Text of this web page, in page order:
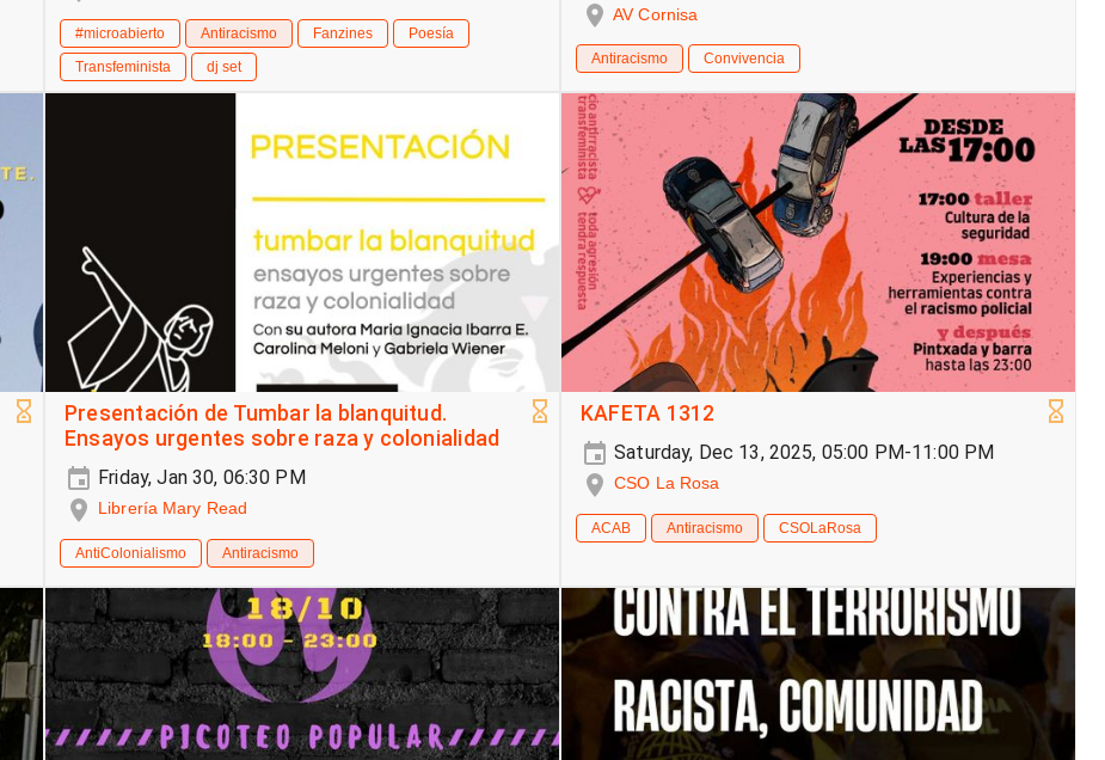
#microabierto Antiracismo Fanzines
Poesía
Transfeminista
dj set
AV Cornisa
Antiracismo Convivencia
Presentación de Tumbar la blanquitud.
Ensayos urgentes sobre raza y colonialidad
Friday, Jan 30, 06:30 PM
Librería Mary Read
AntiColonialismo Antiracismo
KAFETA 1312
Saturday, Dec 13, 2025, 05:00 PM-11:00 PM
CSO La Rosa
ACAB Antiracismo CSOLaRosa